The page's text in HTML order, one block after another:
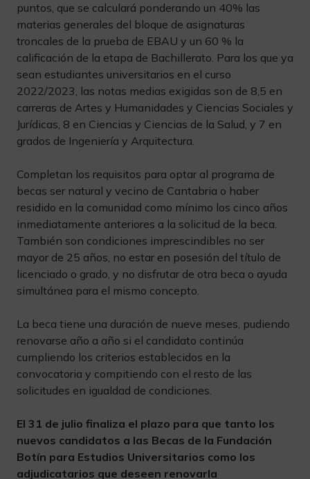
puntos, que se calculará ponderando un 40% las
materias generales del bloque de asignaturas
troncales de la prueba de EBAU y un 60 % la
calificación de la etapa de Bachillerato. Para los que ya
sean estudiantes universitarios en el curso
2022/2023, las notas medias exigidas son de 8,5 en
carreras de Artes y Humanidades y Ciencias Sociales y
Jurídicas, 8 en Ciencias y Ciencias de la Salud, y 7 en
grados de Ingeniería y Arquitectura.
Completan los requisitos para optar al programa de
becas ser natural y vecino de Cantabria o haber
residido en la comunidad como mínimo los cinco años
inmediatamente anteriores a la solicitud de la beca.
También son condiciones imprescindibles no ser
mayor de 25 años, no estar en posesión del título de
licenciado o grado, y no disfrutar de otra beca o ayuda
simultánea para el mismo concepto.
La beca tiene una duración de nueve meses, pudiendo
renovarse año a año si el candidato continúa
cumpliendo los criterios establecidos en la
convocatoria y compitiendo con el resto de las
solicitudes en igualdad de condiciones.
El 31 de julio finaliza el plazo para que tanto los
nuevos candidatos a las Becas de la Fundación
Botín para Estudios Universitarios como los
adjudicatarios que deseen renovarla